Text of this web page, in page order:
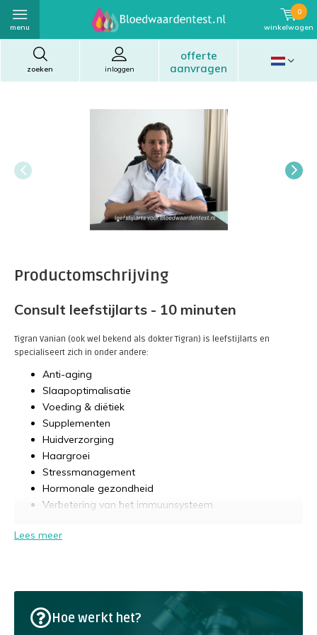
zoeken
offerte
aanvragen
inloggen
menu winkelwagen
0
Productomschrijving
Consult leefstijlarts - 10 minuten
Tigran Vanian (ook wel bekend als dokter Tigran) is leefstijlarts en
specialiseert zich in onder andere:
Anti-aging
Slaapoptimalisatie
Voeding & diëtiek
Supplementen
Huidverzorging
Haargroei
Stressmanagement
Hormonale gezondheid
Verbetering van het immuunsysteem
Hij studeerde geneeskunde aan de Vrije Universiteit in Amsterdam.
Lees meer
Hoe werkt het?